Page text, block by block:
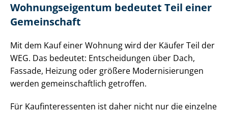
Woh­nungs­ei­gen­tum bedeutet Teil einer
Gemeinschaft
Mit dem Kauf einer Wohnung wird der Käufer Teil der
WEG. Das bedeutet: Entscheidungen über Dach,
Fassade, Heizung oder größere Mo­der­ni­sie­run­gen
werden ge­mein­schaft­lich getroffen.
Für Kauf­in­ter­es­sen­ten ist daher nicht nur die einzelne